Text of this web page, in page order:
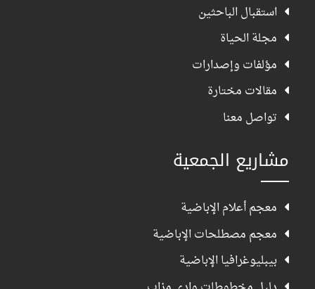
استقبال الباحثين
مجلة الحياة
مؤلفات وإصدارات
مقالات مختارة
تواصل معنا
مشاريع الجمعية
معجم أعلام الإباضية
معجم مصطلحات الإباضية
بيبليوغرافيا الإباضية